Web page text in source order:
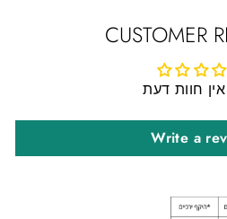
CUSTOMER
אין חוות דעת
Write a